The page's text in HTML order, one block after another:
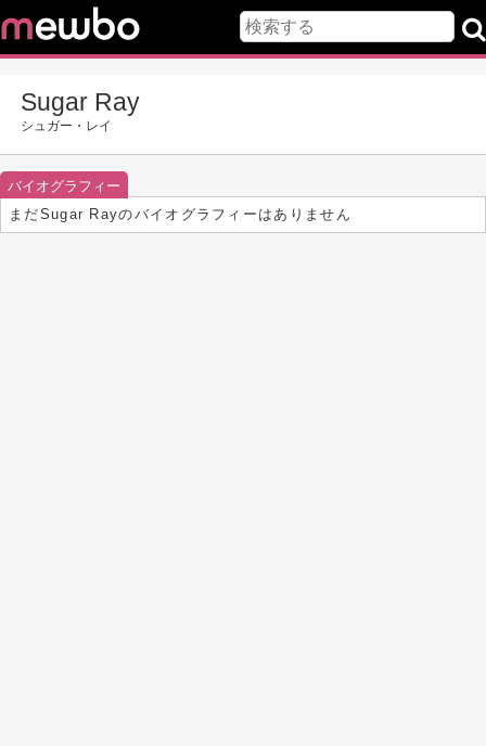
Sugar Ray
シュガー・レイ
バイオグラフィー
まだSugar Rayのバイオグラフィーはありません